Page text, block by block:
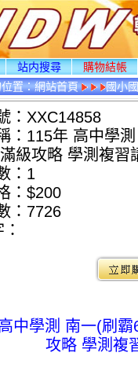
站内搜尋
購物結帳
置：網站首頁 國小
：XXC14858
：115年 高中學
級攻略 學測複習
：1
：$200
： 7726
中學測 南一(刷
攻略 學測複